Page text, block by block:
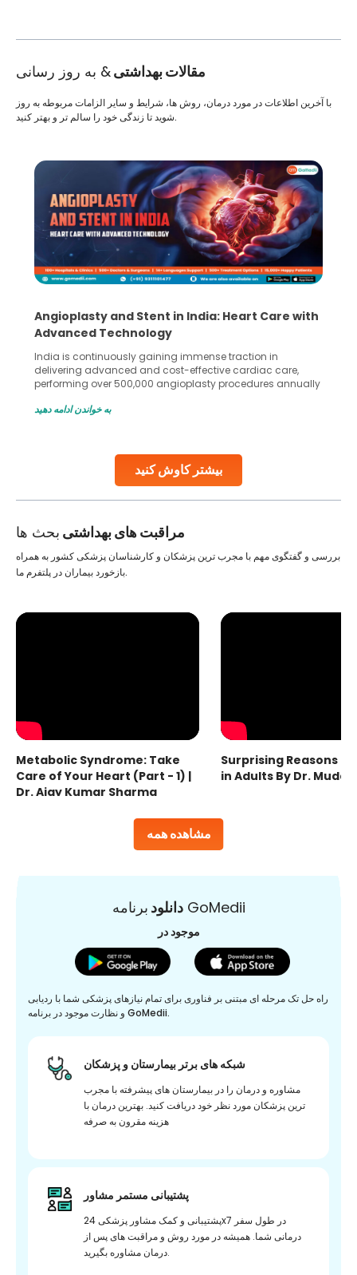
مقالات بهداشتی& به روز رسانی
بیشتر کاوش کنید
با آخرین اطلاعات در مورد درمان، روش ها، شرایط و سایر الزامات مربوطه به روز
شوید تا زندگی خود را سالم تر و بهتر کنید.
Angioplasty and Stent in India: Heart Care with
Advanced Technology
India is continuously gaining immense traction in
delivering advanced and cost-effective cardiac care,
performing over 500,000 angioplasty procedures annually
globe are searching for treatments like angioplasty and
Studies, such as one published
به خواندن ادامه دهید
مراقبت های بهداشتی بحث ها
مشاهده همه
بررسی و گفتگوی مهم با مجرب ترین پزشکان و کارشناسان پزشکی کشور به همراه
بازخورد بیماران در پلتفرم ما.
Metabolic Syndrome: Take
Care of Your Heart (Part - 1) |
Dr. Ajay Kumar Sharma
Surprising Reasons
in Adults By Dr.
دانلودبرنامه GoMedii
موجود در
راه حل تک مرحله ای مبتنی بر فناوری برای تمام نیازهای پزشکی شما با ردیابی
و نظارت موجود در برنامه GoMedii.
شبکه های برتر بیمارستان و پزشکان
مشاوره و درمان را در بیمارستان های پیشرفته با مجرب
ترین پزشکان مورد نظر خود دریافت کنید. بهترین درمان با
هزینه مقرون به صرفه
پشتیبانی مستمر مشاور
پشتیبانی و کمک مشاور پزشکی 24x7 در طول سفر
درمانی شما. همیشه در مورد روش و مراقبت های پس از
درمان مشاوره بگیرید.